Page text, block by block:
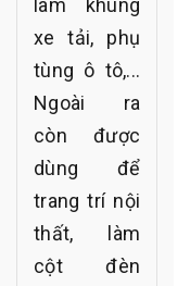
làm khung
xe tải, phụ
tùng ô tô,...
Ngoài ra
còn được
dùng để
trang trí nội
thất, làm
cột đèn